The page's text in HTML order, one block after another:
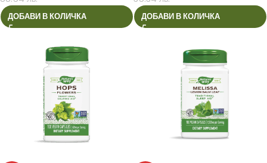
ДОБАВИ В КОЛИЧКА ДОБАВИ В КОЛИЧКА